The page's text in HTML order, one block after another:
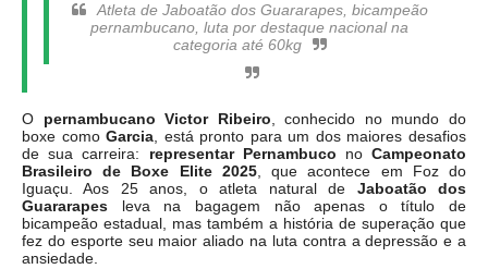
Atleta de Jaboatão dos Guararapes, bicampeão
pernambucano, luta por destaque nacional na
categoria até 60kg
O pernambucano Victor Ribeiro , conhecido no mundo do
boxe comoGarcia , está pronto para um dos maiores desafios
de sua carreira: representar Pernambuco noCampeonato
Brasileiro de Boxe Elite 2025, que acontece em Foz do
Iguaçu. Aos 25 anos, o atleta natural de Jaboatão dos
Guararapes leva na bagagem não apenas o título de
bicampeão estadual, mas também a história de superação que
fez do esporte seu maior aliado na luta contra a depressão e a
ansiedade.